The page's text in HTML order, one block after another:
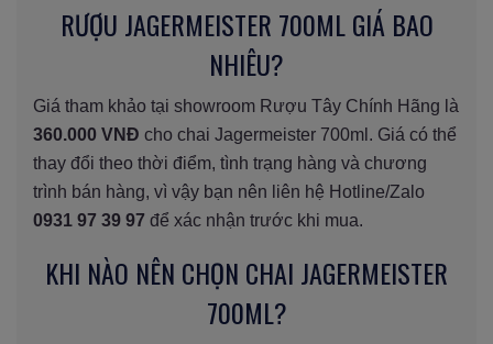
RƯỢU JAGERMEISTER 700ML GIÁ BAO
NHIÊU?
Giá tham khảo tại showroom Rượu Tây Chính Hãng là
360.000 VNĐ cho chai Jagermeister 700ml. Giá có thể
thay đổi theo thời điểm, tình trạng hàng và chương
trình bán hàng, vì vậy bạn nên liên hệ Hotline/Zalo
0931 97 39 97 để xác nhận trước khi mua.
KHI NÀO NÊN CHỌN CHAI JAGERMEISTER
700ML?